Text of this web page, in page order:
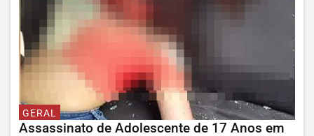
GERAL
Assassinato de Adolescente de 17 Anos em